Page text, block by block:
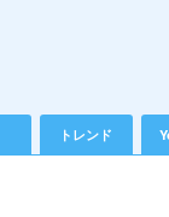
トレンド